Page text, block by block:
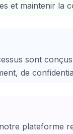
et maintenir la
sont
de
plateforme